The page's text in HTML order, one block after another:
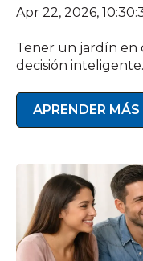
Apr 22, 2026,
Tener un jardín en
decisión
APRENDER MÁS